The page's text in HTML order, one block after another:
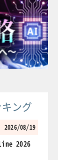
ング
2026/08/19
2026